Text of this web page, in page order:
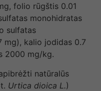
folio rūgštis 0.01
monohidratas
sulfatas
mg), kalio jodidas 0.7
2000 mg/kg.
natūralūs
Urtica dioica L.)